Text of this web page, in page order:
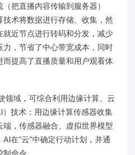
把直播内容传输到服务器）
技术将数据进行存储、收集，然
就近节点进行转码和分发，减少
力，节省了中心带宽成本，同时
而提高了直播质量和用户观看体
域，可综合利用边缘计算、云
技术：用边缘计算传感器收集
端，传感器融合、虚拟世界模型
在“云”中确定行动计划，并通
命令。